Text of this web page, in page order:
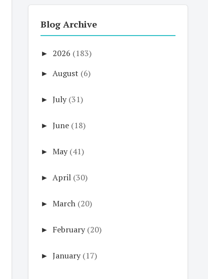
Blog Archive
► 2026 (183)
► August (6)
► July (31)
► June (18)
► May (41)
► April (30)
► March (20)
► February (20)
► January (17)